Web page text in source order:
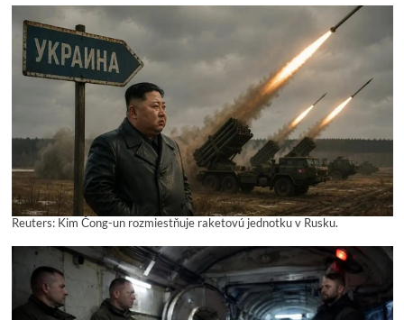
Reuters: Kim Čong-un rozmiestňuje raketovú jednotku v Rusku.